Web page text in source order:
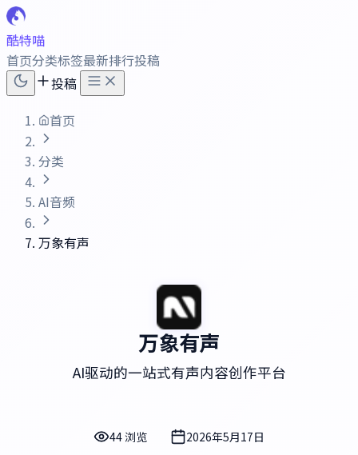
酷特喵
首页分类标签最新排行投稿
投稿
首页
分类
AI音频
万象有声
万象有声
AI驱动的一站式有声内容创作平台
44 浏览 2026年5月17日